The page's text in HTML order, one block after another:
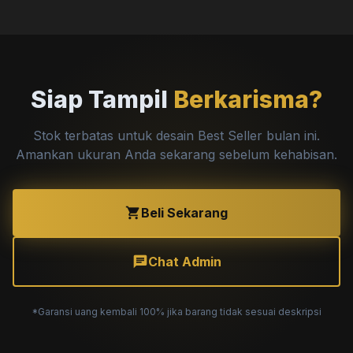
Siap Tampil Berkarisma?
Stok terbatas untuk desain Best Seller bulan ini.
Amankan ukuran Anda sekarang sebelum kehabisan.
shopping_cartBeli Sekarang
chatChat Admin
*Garansi uang kembali 100% jika barang tidak sesuai deskripsi